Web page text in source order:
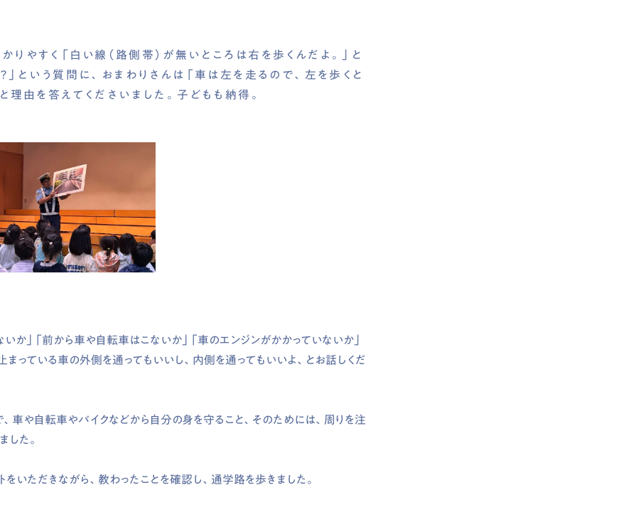
やすく「白い線（路側帯）が無いところは右を歩くんだよ。」と
」という質問に、おまわりさんは「車は左を走るので、左を歩くと
理由を答えてくださいました。子どもも納得。
か」「前から車や自転車はこないか」「車のエンジンがかかっていないか」
っている車の外側を通ってもいいし、内側を通ってもいいよ、とお話しくだ
車や自転車やバイクなどから自分の身を守ること、そのためには、周りを注
した。
いただきながら、教わったことを確認し、通学路を歩きました。